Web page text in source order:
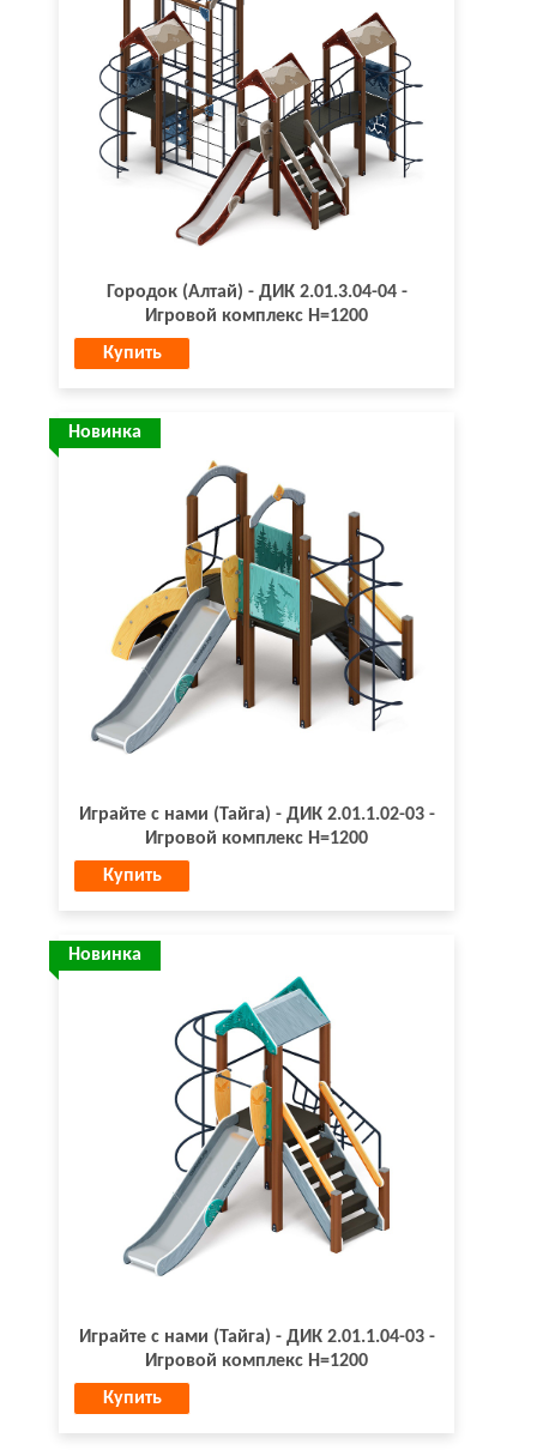
Городок (Алтай) - ДИК 2.01.3.04-04 -
Игровой комплекс H=1200
Купить
Новинка
Играйте с нами (Тайга) - ДИК 2.01.1.02-03 -
Игровой комплекс H=1200
Купить
Новинка
Играйте с нами (Тайга) - ДИК 2.01.1.04-03 -
Игровой комплекс H=1200
Купить